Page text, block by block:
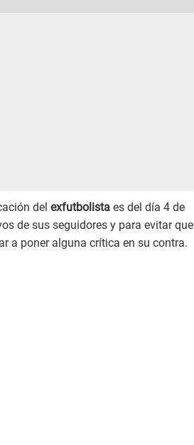
del exfutbolista es del día 4 de
de sus seguidores y para evitar que
a poner alguna crítica en su contra.